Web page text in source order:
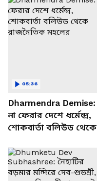
Dharmendra Demise:
না ফেরার দেশে ধর্মেন্দ্র,
শোকবার্তা বলিউড থেকে
05:36